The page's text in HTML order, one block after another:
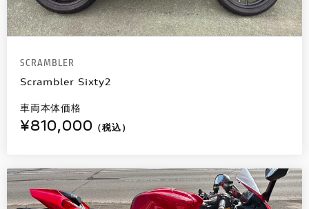
SCRAMBLER
Scrambler Sixty2
車両本体価格
¥810,000 （税込）